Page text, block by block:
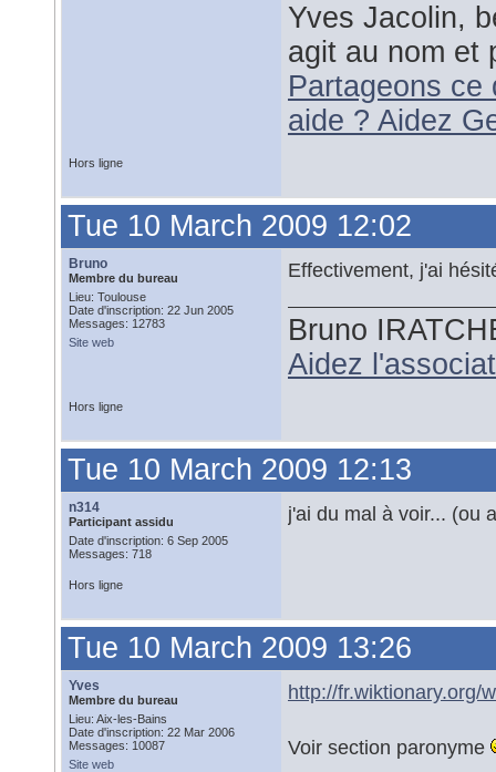
Yves Jacolin,
agit au nom et
Partageons ce
aide ? Aidez
Hors ligne
Tue 10 March 2009 12:02
Bruno
Membre du bureau
Lieu: Toulouse
Date d'inscription: 22 Jun 2005
Messages: 12783
Site web
Effectivement, j'ai
Bruno
Aidez
Hors ligne
Tue 10 March 2009 12:13
n314
Participant assidu
Date d'inscription: 6 Sep 2005
Messages: 718
j'ai du mal à voir... (ou
Hors ligne
Tue 10 March 2009 13:26
Yves
Membre du bureau
Lieu: Aix-les-Bains
Date d'inscription: 22 Mar 2006
Messages: 10087
Site web
http://fr.wiktionary.org/
Voir section paronyme